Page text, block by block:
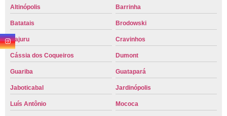
Altinópolis Barrinha
Batatais Brodowski
Cajuru Cravinhos
Cássia dos Coqueiros Dumont
Guariba Guatapará
Jaboticabal Jardinópolis
Luís Antônio Mococa